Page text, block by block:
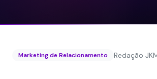
Marketing de Relacionamento Redação